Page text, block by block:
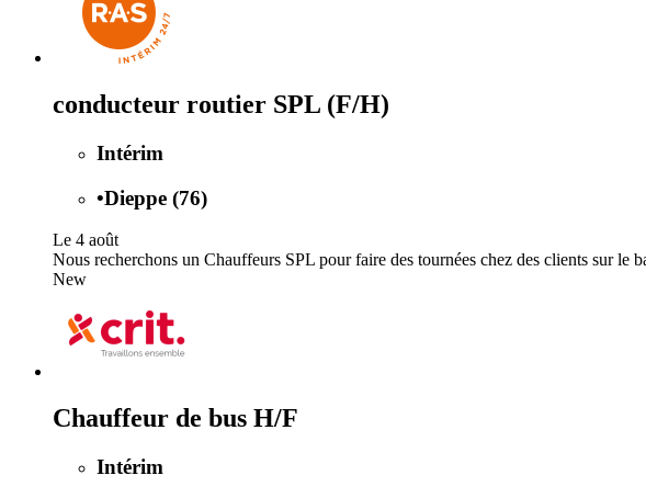
conducteur routier SPL (F/H)
Intérim
•Dieppe (76)
Le 4 août
Nous recherchons un Chauffeurs SPL pour faire des tournées chez des clients sur le
New
Chauffeur de bus H/F
Intérim